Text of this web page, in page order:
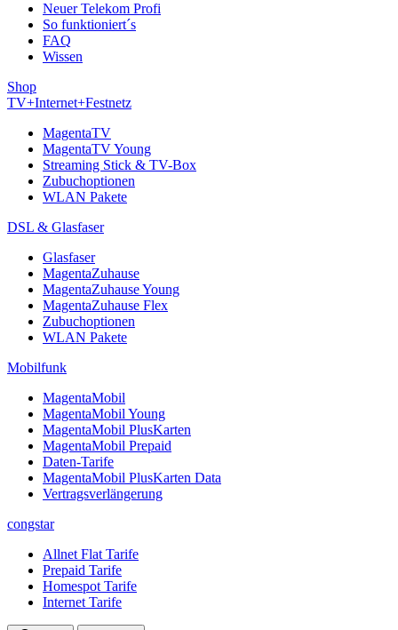
Neuer Telekom Profi
So funktioniert´s
FAQ
Wissen
Shop
TV+Internet+Festnetz
MagentaTV
MagentaTV Young
Streaming Stick & TV-Box
Zubuchoptionen
WLAN Pakete
DSL & Glasfaser
Glasfaser
MagentaZuhause
MagentaZuhause Young
MagentaZuhause Flex
Zubuchoptionen
WLAN Pakete
Mobilfunk
MagentaMobil
MagentaMobil Young
MagentaMobil PlusKarten
MagentaMobil Prepaid
Daten-Tarife
MagentaMobil PlusKarten Data
Vertragsverlängerung
congstar
Allnet Flat Tarife
Prepaid Tarife
Homespot Tarife
Internet Tarife